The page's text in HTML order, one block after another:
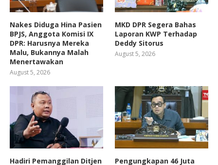
Nakes Diduga Hina Pasien
BPJS, Anggota Komisi IX
DPR: Harusnya Mereka
Malu, Bukannya Malah
Menertawakan
August 5, 2026
MKD DPR Segera Bahas
Laporan KWP Terhadap
Deddy Sitorus
August 5, 2026
Hadiri Pemanggilan Ditjen Pengungkapan 46 Juta